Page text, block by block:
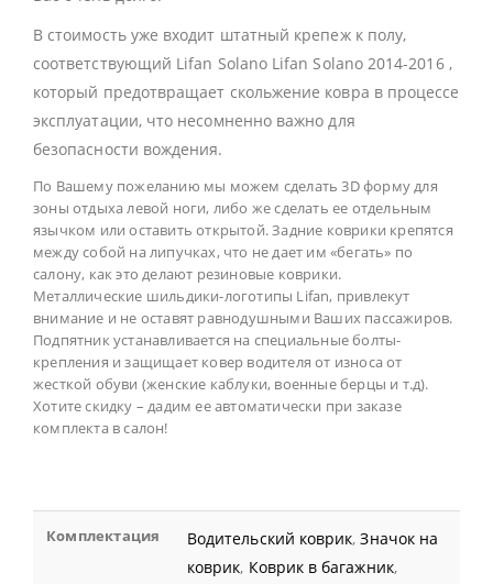
В стоимость уже входит штатный крепеж к полу,
соответствующий Lifan Solano Lifan Solano 2014-2016 ,
который предотвращает скольжение ковра в процессе
эксплуатации, что несомненно важно для
безопасности вождения.
По Вашему пожеланию мы можем сделать 3D форму для
зоны отдыха левой ноги, либо же сделать ее отдельным
язычком или оставить открытой. Задние коврики крепятся
между собой на липучках, что не дает им «бегать» по
салону, как это делают резиновые коврики.
Металлические шильдики-логотипы Lifan, привлекут
внимание и не оставят равнодушными Ваших пассажиров.
Подпятник устанавливается на специальные болты-
крепления и защищает ковер водителя от износа от
жесткой обуви (женские каблуки, военные берцы и т.д).
Хотите скидку – дадим ее автоматически при заказе
комплекта в салон!
Комплектация Водительский коврик,Значок на
коврик, Коврик в багажник,